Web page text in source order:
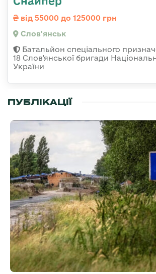
від 55000 до 125000 грн
Слов'янськ
Батальйон спеціального
18 Слов'янської бригади
України
ПУБЛІКАЦІЇ